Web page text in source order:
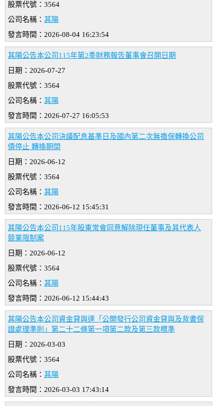
股票代號：3564
公司名稱： 其陽
發言時間：2026-08-04 16:23:54
其陽公告本公司115年第2季財務報告董事會召開日期
日期：2026-07-27
股票代號：3564
公司名稱： 其陽
發言時間：2026-07-27 16:05:53
其陽公告本公司決議配息基準日及國內第二次無擔保轉換公司
債停止 轉換期間
日期：2026-06-12
股票代號：3564
公司名稱： 其陽
發言時間：2026-06-12 15:45:31
其陽公告本公司115年股東常會同意解除現任董事及其代表人
競業限制案
日期：2026-06-12
股票代號：3564
公司名稱： 其陽
發言時間：2026-06-12 15:44:43
其陽公告本公司資金貸與達「公開發行公司資金貸與及背書保
證處理準則」第二十二條第一項第二款及第三款標準
日期：2026-03-03
股票代號：3564
公司名稱： 其陽
發言時間：2026-03-03 17:43:14